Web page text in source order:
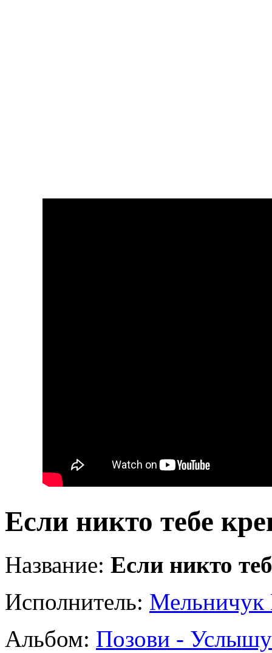
Если никто тебе
Название: Если никто
Исполнитель: Мельничук
Альбом: Позови - Услышу